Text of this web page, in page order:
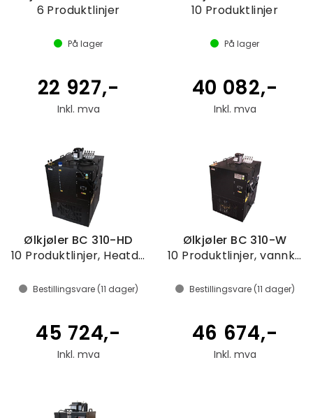
6 Produktlinjer
På lager
22 927,-
Inkl. mva
10 Produktlinjer
På lager
40 082,-
Inkl. mva
Ølkjøler BC 310-HD
10 Produktlinjer, Heatdump
Bestillingsvare (11 dager)
45 724,-
Inkl. mva
Ølkjøler BC 310-W
10 Produktlinjer, vannkjølt
Bestillingsvare (11 dager)
46 674,-
Inkl. mva